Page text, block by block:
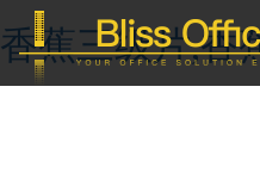
香蕉三级片,香